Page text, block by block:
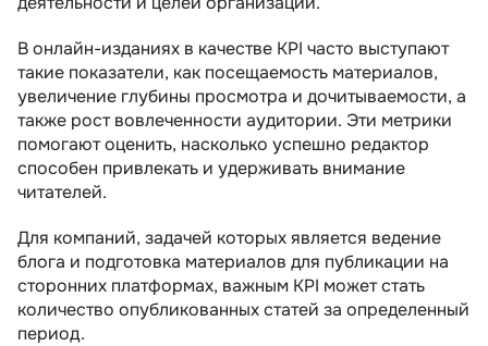
В онлайн-изданиях в качестве KPI часто выступают
такие показатели, как посещаемость материалов,
увеличение глубины просмотра и дочитываемости, а
также рост вовлеченности аудитории. Эти метрики
помогают оценить, насколько успешно редактор
способен привлекать и удерживать внимание
читателей.
Для компаний, задачей которых является ведение
блога и подготовка материалов для публикации на
сторонних платформах, важным KPI может стать
количество опубликованных статей за определенный
период.